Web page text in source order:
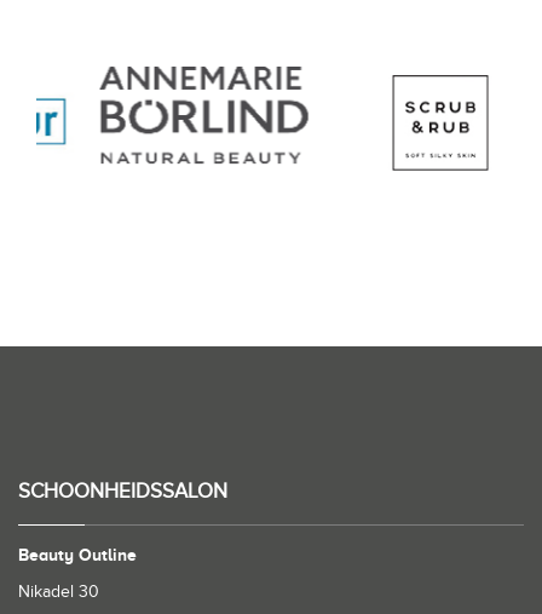
SCHOONHEIDSSALON
Beauty Outline
Nikadel 30